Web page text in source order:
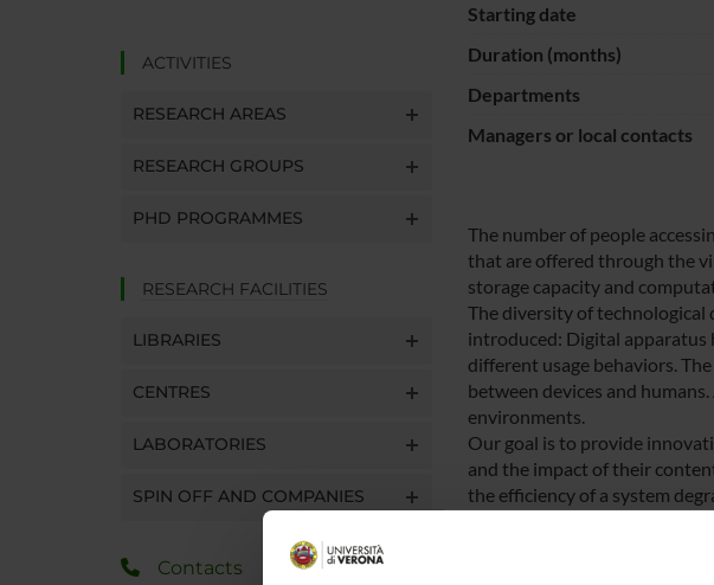
ACTIVITIES
RESEARCH AREAS
RESEARCH GROUPS
PHD PROGRAMMES
RESEARCH FACILITIES
LIBRARIES
CENTRES
LABORATORIES
SPIN OFF AND COMPANIES
Contacts
Starting date
Duration (months)
Departments
Managers or local contacts
The number of people
that are offered through the
storage capacity and
The diversity of technological
introduced: Digital apparatus
different usage behaviors.
between devices and
environments.
Our goal is to provide
and the impact of their
the efficiency of a system
We will build a responsive
targeting behaviour,
recommendation systems,